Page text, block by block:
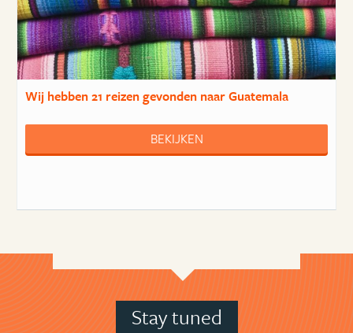
Wij hebben21 reizengevonden naar Guatemala
BEKIJKEN
Stay tuned